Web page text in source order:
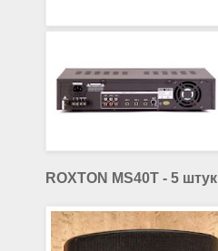
ROXTON MS40T - 5 штук